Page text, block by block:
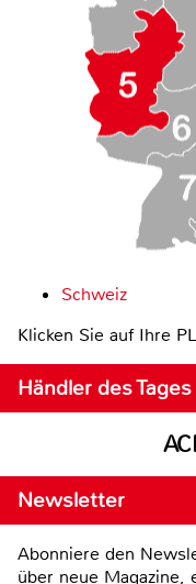
Schweiz
Klicken Sie auf Ihre
Händler des Tages
Newsletter
Abonniere den
über neue Magazine,